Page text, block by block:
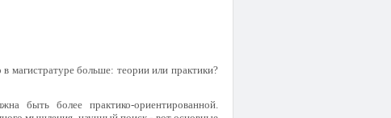
магистратуре больше: теории или практики?
быть более практико-ориентированной.